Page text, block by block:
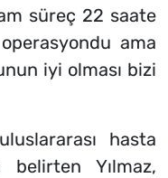
süreç 22 saate
ama
iyi olması bizi
hasta
Yılmaz,